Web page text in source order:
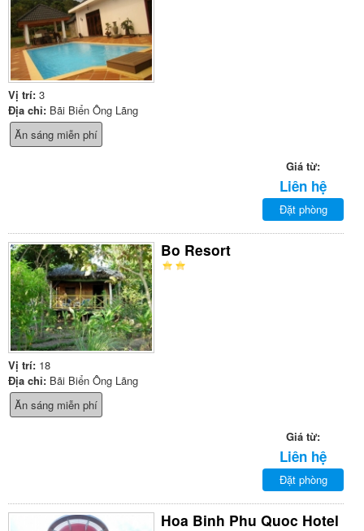
Vị trí: 3
Địa chỉ: Bãi Biển Ông Lãng
Ăn sáng miễn phí
Giá từ:
Liên hệ
Đặt phòng
Bo Resort
Vị trí: 18
Địa chỉ: Bãi Biển Ông Lãng
Ăn sáng miễn phí
Giá từ:
Liên hệ
Đặt phòng
Hoa Binh Phu Quoc Hotel